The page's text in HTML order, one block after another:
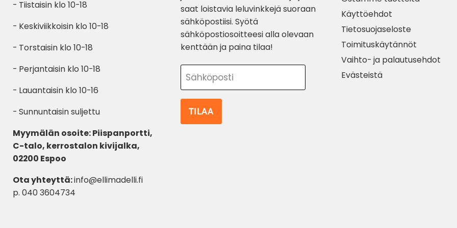
- Tiistaisin klo 10-18
- Keskiviikkoisin klo 10-18
- Torstaisin klo 10-18
- Perjantaisin klo 10-18
- Lauantaisin klo 10-16
- Sunnuntaisin suljettu
Myymälän osoite: Piispanportti,
C-talo, kerrostalon kivijalka,
02200 Espoo
Ota yhteyttä:info@ellimadelli.fi
p. 040 3604734
saat loistavia leluvinkkejä suoraan
sähköpostiisi. Syötä
sähköpostiosoitteesi alla olevaan
kenttään ja paina tilaa!
Sähköposti
TILAA
Käyttöehdot
Tietosuojaseloste
Toimituskäytännöt
Vaihto- ja palautusehdot
Evästeistä